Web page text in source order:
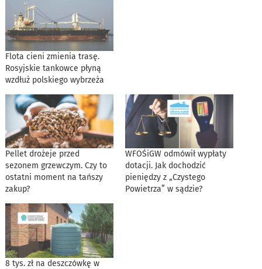
Flota cieni zmienia trasę.
Rosyjskie tankowce płyną
wzdłuż polskiego wybrzeża
Pellet drożeje przed
sezonem grzewczym. Czy to
ostatni moment na tańszy
zakup?
WFOŚiGW odmówił wypłaty
dotacji. Jak dochodzić
pieniędzy z „Czystego
Powietrza” w sądzie?
8 tys. zł na deszczówkę w